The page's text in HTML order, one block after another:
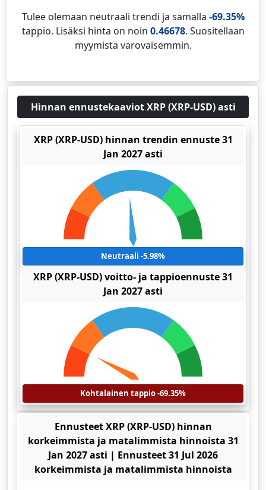
Tulee olemaan neutraali trendi ja samalla -69.35%
tappio. Lisäksi hinta on noin 0.46678. Suositellaan
myymistä varovaisemmin.
Hinnan ennustekaaviot XRP (XRP-USD) asti
XRP (XRP-USD) hinnan trendin ennuste 31
Jan 2027 asti
Neutraali -5.98%
XRP (XRP-USD) voitto- ja tappioennuste 31
Jan 2027 asti
Kohtalainen tappio -69.35%
Ennusteet XRP (XRP-USD) hinnan
korkeimmista ja matalimmista hinnoista 31
Jan 2027 asti | Ennusteet 31 Jul 2026
korkeimmista ja matalimmista hinnoista